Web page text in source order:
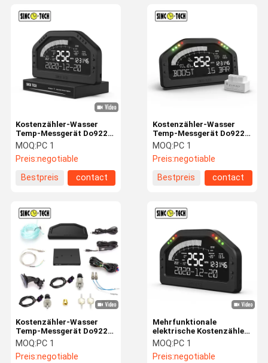
Kostenzähler-Wasser
Temp-Messgerät Do922
des LCD-Bildschirm-12V
ABS Shell Car Rpm Meter
MOQ:PC 1
Preis:negotiable
Bestpreis
contact
Kostenzähler-Wasser
Temp-Messgerät Do922
des LCD-Bildschirm-12V
ABS Shell
MOQ:PC 1
Preis:negotiable
Bestpreis
contact
Mehrfunktionale
elektrische Kostenzähler-
Öldruckanzeige mit dem
6,5 Zoll-LCD-Bildschirm
MOQ:PC 1
Preis:negotiable
Kostenzähler-Wasser
Temp-Messgerät Do922
des LCD-Bildschirm-12V
ABS Shell Automotive Oil
Pressure Gauge
MOQ:PC 1
Preis:negotiable